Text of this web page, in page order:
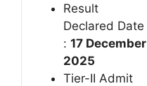
Result
Declared Date
: 17 December
2025
Tier-II Admit